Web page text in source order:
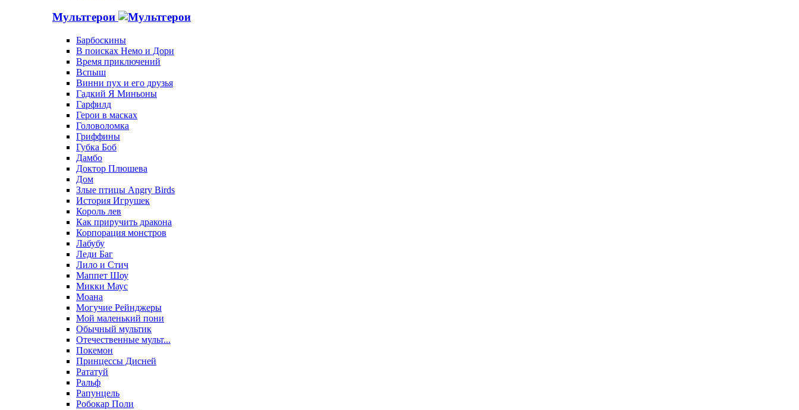
Мультгерои
Барбоскины
В поисках Немо и Дори
Время приключений
Вспыш
Винни пух и его друзья
Гадкий Я Миньоны
Гарфилд
Герои в масках
Головоломка
Гриффины
Губка Боб
Дамбо
Доктор Плюшева
Дом
Злые птицы Angry Birds
История Игрушек
Король лев
Как приручить дракона
Корпорация монстров
Лабубу
Леди Баг
Лило и Стич
Маппет Шоу
Микки Маус
Моана
Могучие Рейнджеры
Мой маленький пони
Обычный мультик
Отечественные мульт...
Покемон
Принцессы Дисней
Рататуй
Ральф
Рапунцель
Робокар Поли